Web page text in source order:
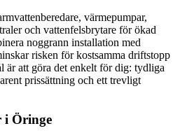
värmepumpar,
och vattenfelsbrytare för ökad
noggrann installation med
risken för kostsamma driftstopp
är att göra det enkelt för dig: tydliga
prissättning och ett trevligt
i Öringe